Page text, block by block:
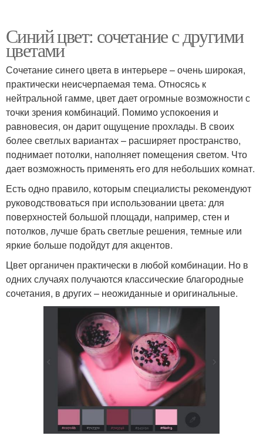
Синий цвет: сочетание с другими
цветами
Сочетание синего цвета в интерьере – очень широкая,
практически неисчерпаемая тема. Относясь к
нейтральной гамме, цвет дает огромные возможности с
точки зрения комбинаций. Помимо успокоения и
равновесия, он дарит ощущение прохлады. В своих
более светлых вариантах – расширяет пространство,
поднимает потолки, наполняет помещения светом. Что
дает возможность применять его для небольших комнат.
Есть одно правило, которым специалисты рекомендуют
руководствоваться при использовании цвета: для
поверхностей большой площади, например, стен и
потолков, лучше брать светлые решения, темные или
яркие больше подойдут для акцентов.
Цвет органичен практически в любой комбинации. Но в
одних случаях получаются классические благородные
сочетания, в других – неожиданные и оригинальные.